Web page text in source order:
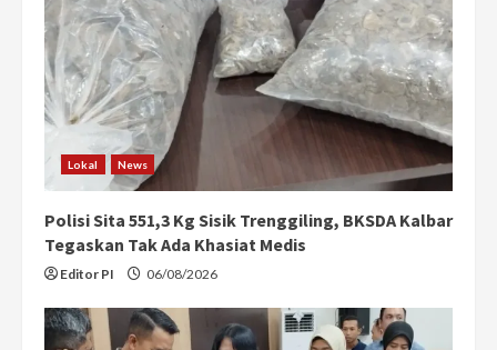
Lokal News
Polisi Sita 551,3 Kg Sisik Trenggiling, BKSDA Kalbar
Tegaskan Tak Ada Khasiat Medis
Editor PI 06/08/2026